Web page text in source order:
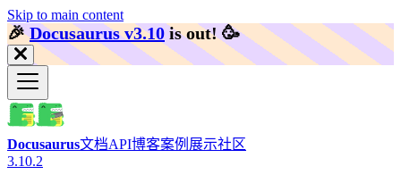
Skip to main content
🎉️Docusaurus v3.10 is out! 🥳️
Docusaurus文档API博客案例展示社区
3.10.2